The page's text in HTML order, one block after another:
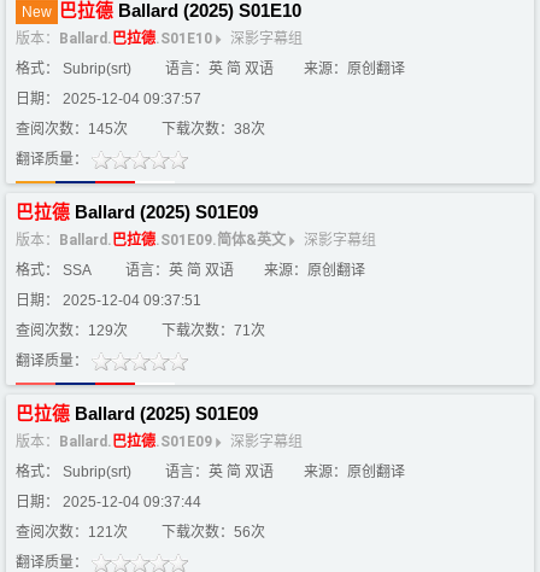
New 巴拉德 Ballard (2025) S01E10
版本： Ballard.巴拉德.S01E10
深影字幕组
格式： Subrip(srt)
语言：英 简 双语
来源：原创翻译
日期： 2025-12-04 09:37:57
查阅次数：145次
下载次数：38次
翻译质量：
巴拉德 Ballard (2025) S01E09
版本： Ballard.巴拉德.S01E09.简体&英文
深影字幕组
格式： SSA
语言：英 简 双语
来源：原创翻译
日期： 2025-12-04 09:37:51
查阅次数：129次
下载次数：71次
翻译质量：
巴拉德 Ballard (2025) S01E09
版本： Ballard.巴拉德.S01E09
深影字幕组
格式： Subrip(srt)
语言：英 简 双语
来源：原创翻译
日期： 2025-12-04 09:37:44
查阅次数：121次
下载次数：56次
翻译质量：